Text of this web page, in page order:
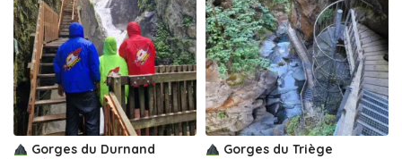
Gorges du Durnand Gorges du Triège